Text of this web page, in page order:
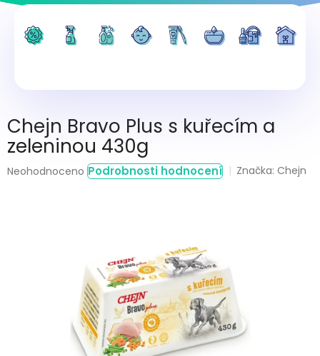
Chejn Bravo Plus s kuřecím a
zeleninou 430g
Průměrné
Neohodnoceno Podrobnosti hodnocení Značka:Chejn